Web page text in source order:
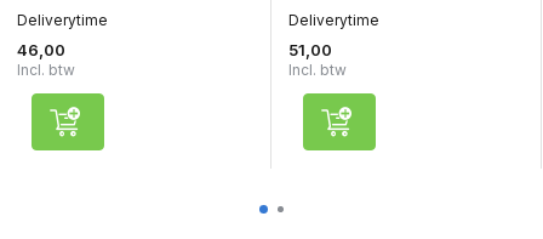
Deliverytime
46,00
Incl. btw
Deliverytime
51,00
Incl. btw